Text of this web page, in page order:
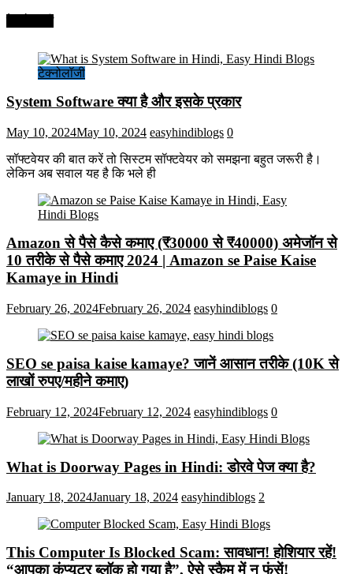
टेक्नोलॉजी
System Software क्या है और इसके प्रकार
May 10, 2024May 10, 2024 easyhindiblogs 0
सॉफ्टवेयर की बात करें तो सिस्टम सॉफ्टवेयर को समझना बहुत जरूरी है।
लेकिन अब सवाल यह है कि भले ही
Amazon से पैसे कैसे कमाए (₹30000 से ₹40000) अमेजॉन से
10 तरीके से पैसे कमाए 2024 | Amazon se Paise Kaise
Kamaye in Hindi
February 26, 2024February 26, 2024 easyhindiblogs 0
SEO se paisa kaise kamaye? जानें आसान तरीके (10K से
लाखों रुपए/महीने कमाए)
February 12, 2024February 12, 2024 easyhindiblogs 0
What is Doorway Pages in Hindi: डोरवे पेज क्या है?
January 18, 2024January 18, 2024 easyhindiblogs 2
This Computer Is Blocked Scam: सावधान! होशियार रहें!
“आपका कंप्यूटर ब्लॉक हो गया है”, ऐसे स्कैम में न फंसें!